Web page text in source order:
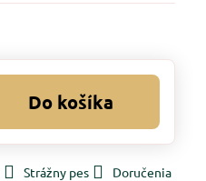
Do košíka
Strážny pes Doručenia